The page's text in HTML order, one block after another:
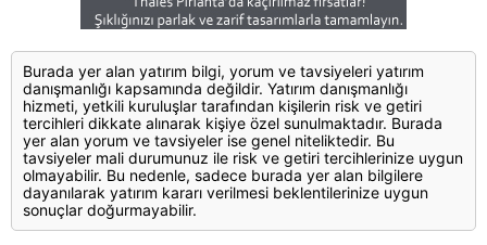
Burada yer alan yatırım bilgi, yorum ve tavsiyeleri yatırım
danışmanlığı kapsamında değildir. Yatırım danışmanlığı
hizmeti, yetkili kuruluşlar tarafından kişilerin risk ve getiri
tercihleri dikkate alınarak kişiye özel sunulmaktadır. Burada
yer alan yorum ve tavsiyeler ise genel niteliktedir. Bu
tavsiyeler mali durumunuz ile risk ve getiri tercihlerinize uygun
olmayabilir. Bu nedenle, sadece burada yer alan bilgilere
dayanılarak yatırım kararı verilmesi beklentilerinize uygun
sonuçlar doğurmayabilir.